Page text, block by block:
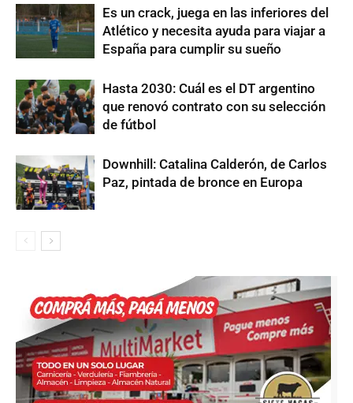
Es un crack, juega en las inferiores del
Atlético y necesita ayuda para viajar a
España para cumplir su sueño
Hasta 2030: Cuál es el DT argentino
que renovó contrato con su selección
de fútbol
Downhill: Catalina Calderón, de Carlos
Paz, pintada de bronce en Europa